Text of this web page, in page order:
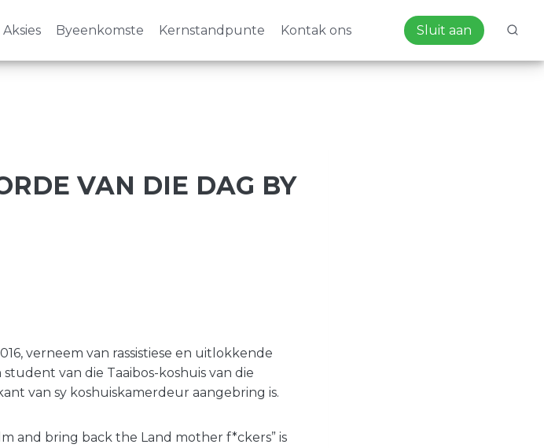
Aksies Byeenkomste Kernstandpunte Kontak ons Sluit aan
VAN DIE DAG BY
verneem van rassistiese en uitlokkende
van die Taaibos-koshuis van die
van sy koshuiskamerdeur aangebring is.
and bring back the Land mother f*ckers” is